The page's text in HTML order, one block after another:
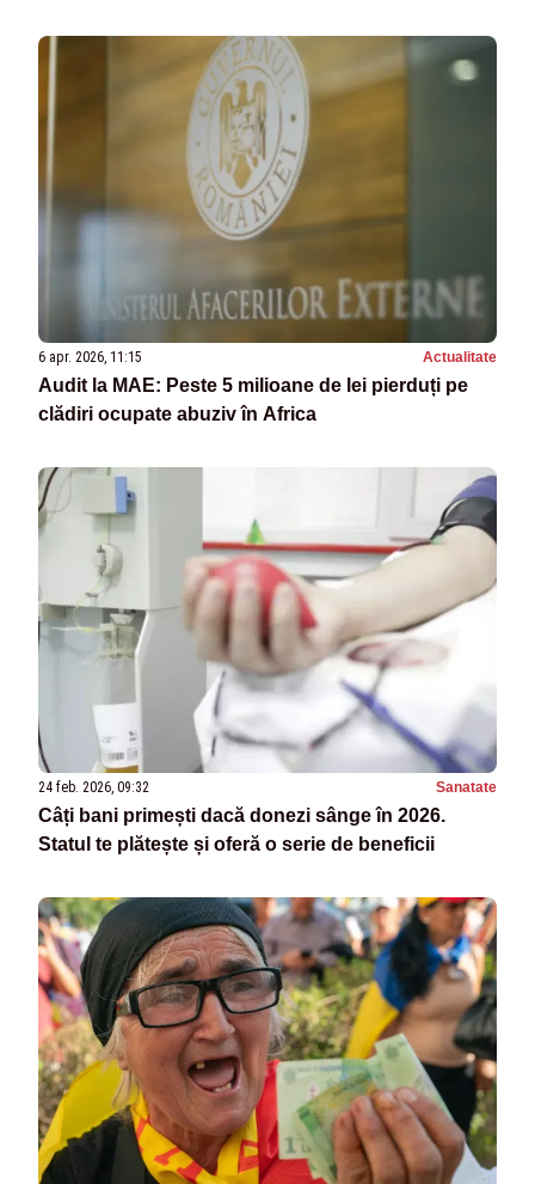
6 apr. 2026, 11:15 Actualitate
Audit la MAE: Peste 5 milioane de lei pierduți pe
clădiri ocupate abuziv în Africa
24 feb. 2026, 09:32 Sanatate
Câți bani primești dacă donezi sânge în 2026.
Statul te plătește și oferă o serie de beneficii